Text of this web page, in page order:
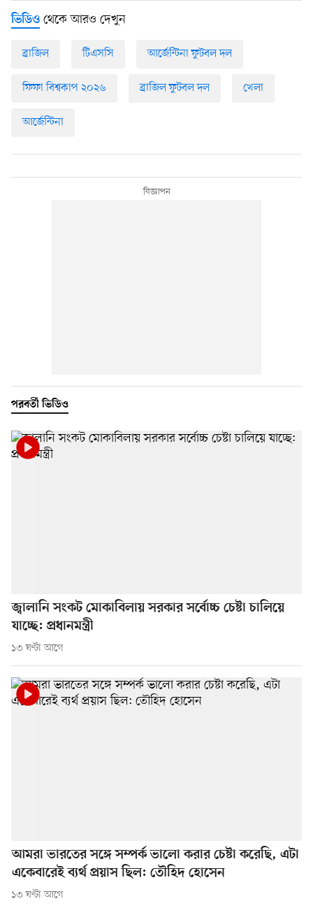
ভিডিও থেকে আরও দেখুন
ব্রাজিল টিএসসি আর্জেন্টিনা ফুটবল দল
ফিফা বিশ্বকাপ ২০২৬ ব্রাজিল ফুটবল দল খেলা
আর্জেন্টিনা
পরবর্তী ভিডিও
জ্বালানি সংকট মোকাবিলায় সরকার সর্বোচ্চ চেষ্টা চালিয়ে
যাচ্ছে: প্রধানমন্ত্রী
১৩ ঘণ্টা আগে
আমরা ভারতের সঙ্গে সম্পর্ক ভালো করার চেষ্টা করেছি, এটা
একেবারেই ব্যর্থ প্রয়াস ছিল: তৌহিদ হোসেন
১৩ ঘণ্টা আগে